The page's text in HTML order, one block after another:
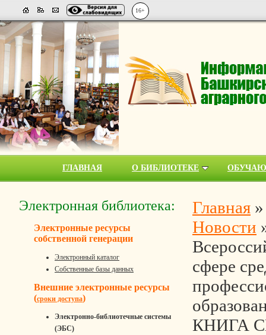
16+
ГЛАВНАЯ О БИБЛИОТЕКЕ
Электронная библиотека:
Электронные ресурсы
собственной генерации
Электронный каталог
Собственные базы данных
Внешние электронные ресурсы
(сроки доступа)
Электронно-библиотечные системы
(ЭБС)
Главная
Новости
сфере
КНИГА